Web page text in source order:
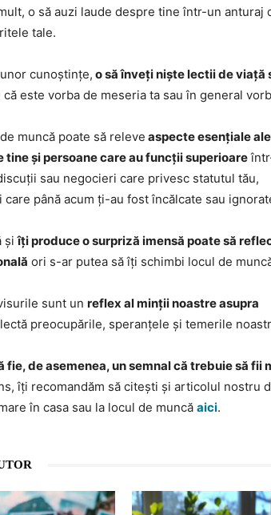
o să auzi laude despre tine într-un anturaj
tale.
cunoștințe, o să înveți niște lectii de viață
că este vorba de meseria ta sau în general
muncă poate să releve aspecte esențiale ale
și persoane care au funcții superioare
sau negocieri care privesc statutul tău,
până acum ți-au fost încălcate sau
șiîți produce o surpriză imensă poate să
ori s-ar putea să îți schimbi locul de
sunt un reflex al minții noastre asupra
preocupările, speranțele și temerile
de asemenea, un semnal că trebuie să fii
îți recomandăm să citești și articolul nostru
în casa sau la locul de muncă aici.